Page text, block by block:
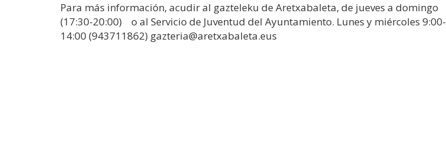
Para más información, acudir al gazteleku de Aretxabaleta, de jueves a domingo
(17:30-20:00) o al Servicio de Juventud del Ayuntamiento. Lunes y miércoles 9:00-
14:00 (943711862) gazteria@aretxabaleta.eus